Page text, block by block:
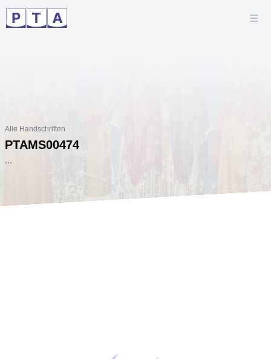
Alle Handschriften
PTAMS00474
...